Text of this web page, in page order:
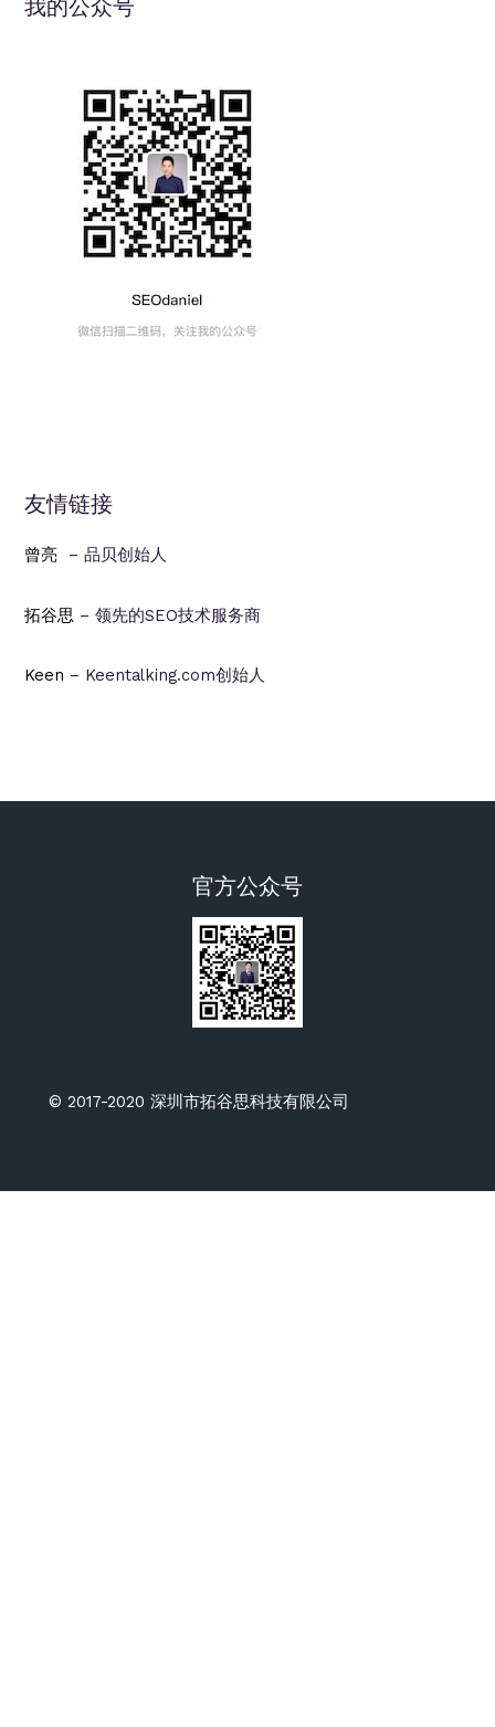
我的公众号
友情链接
曾亮 – 品贝创始人
拓谷思 – 领先的SEO技术服务商
Keen – Keentalking.com创始人
官方公众号
© 2017-2020 深圳市拓谷思科技有限公司